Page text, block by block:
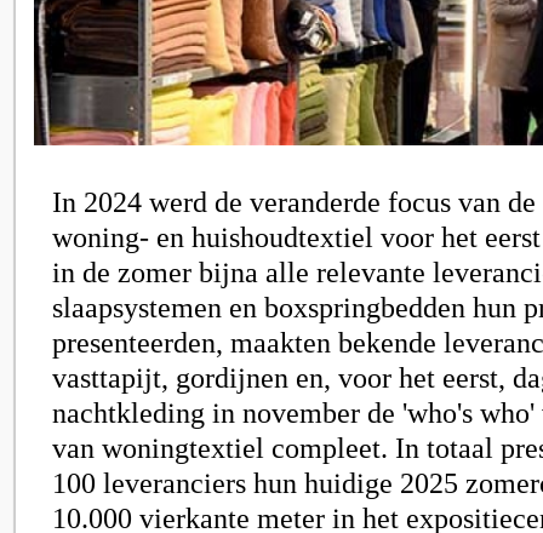
In 2024 werd de veranderde focus van
woning- en huishoudtextiel voor het
in de zomer bijna alle relevante
slaapsystemen en boxspringbedden hun
presenteerden, maakten bekende
vasttapijt, gordijnen en, voor het eerst,
nachtkleding in november de 'who's who'
van woningtextiel compleet. In totaal
100 leveranciers hun huidige 2025
10.000 vierkante meter in het